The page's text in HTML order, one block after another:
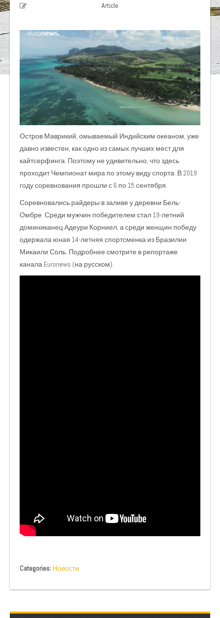
Article
Остров Маврикий, омываемый Индийским океаном, уже
давно известен, как одно из самых лучших мест для
кайтсерфинга. Поэтому не удивительно, что здесь
проходит Чемпионат мира по этому виду спорта. В 2019
году соревнования прошли с 6 по 15 сентября.
Соревновались райдеры в заливе у деревни Бель-
Омбре. Среди мужчин победителем стал 19-летний
доминиканец Адеури Корниел, а среди женщин победу
одержала юная 14-летняя спортсменка из Бразилии
Микаили Соль. Подробнее смотрите в репортаже
канала Euronews (на русском).
Categories: Новости